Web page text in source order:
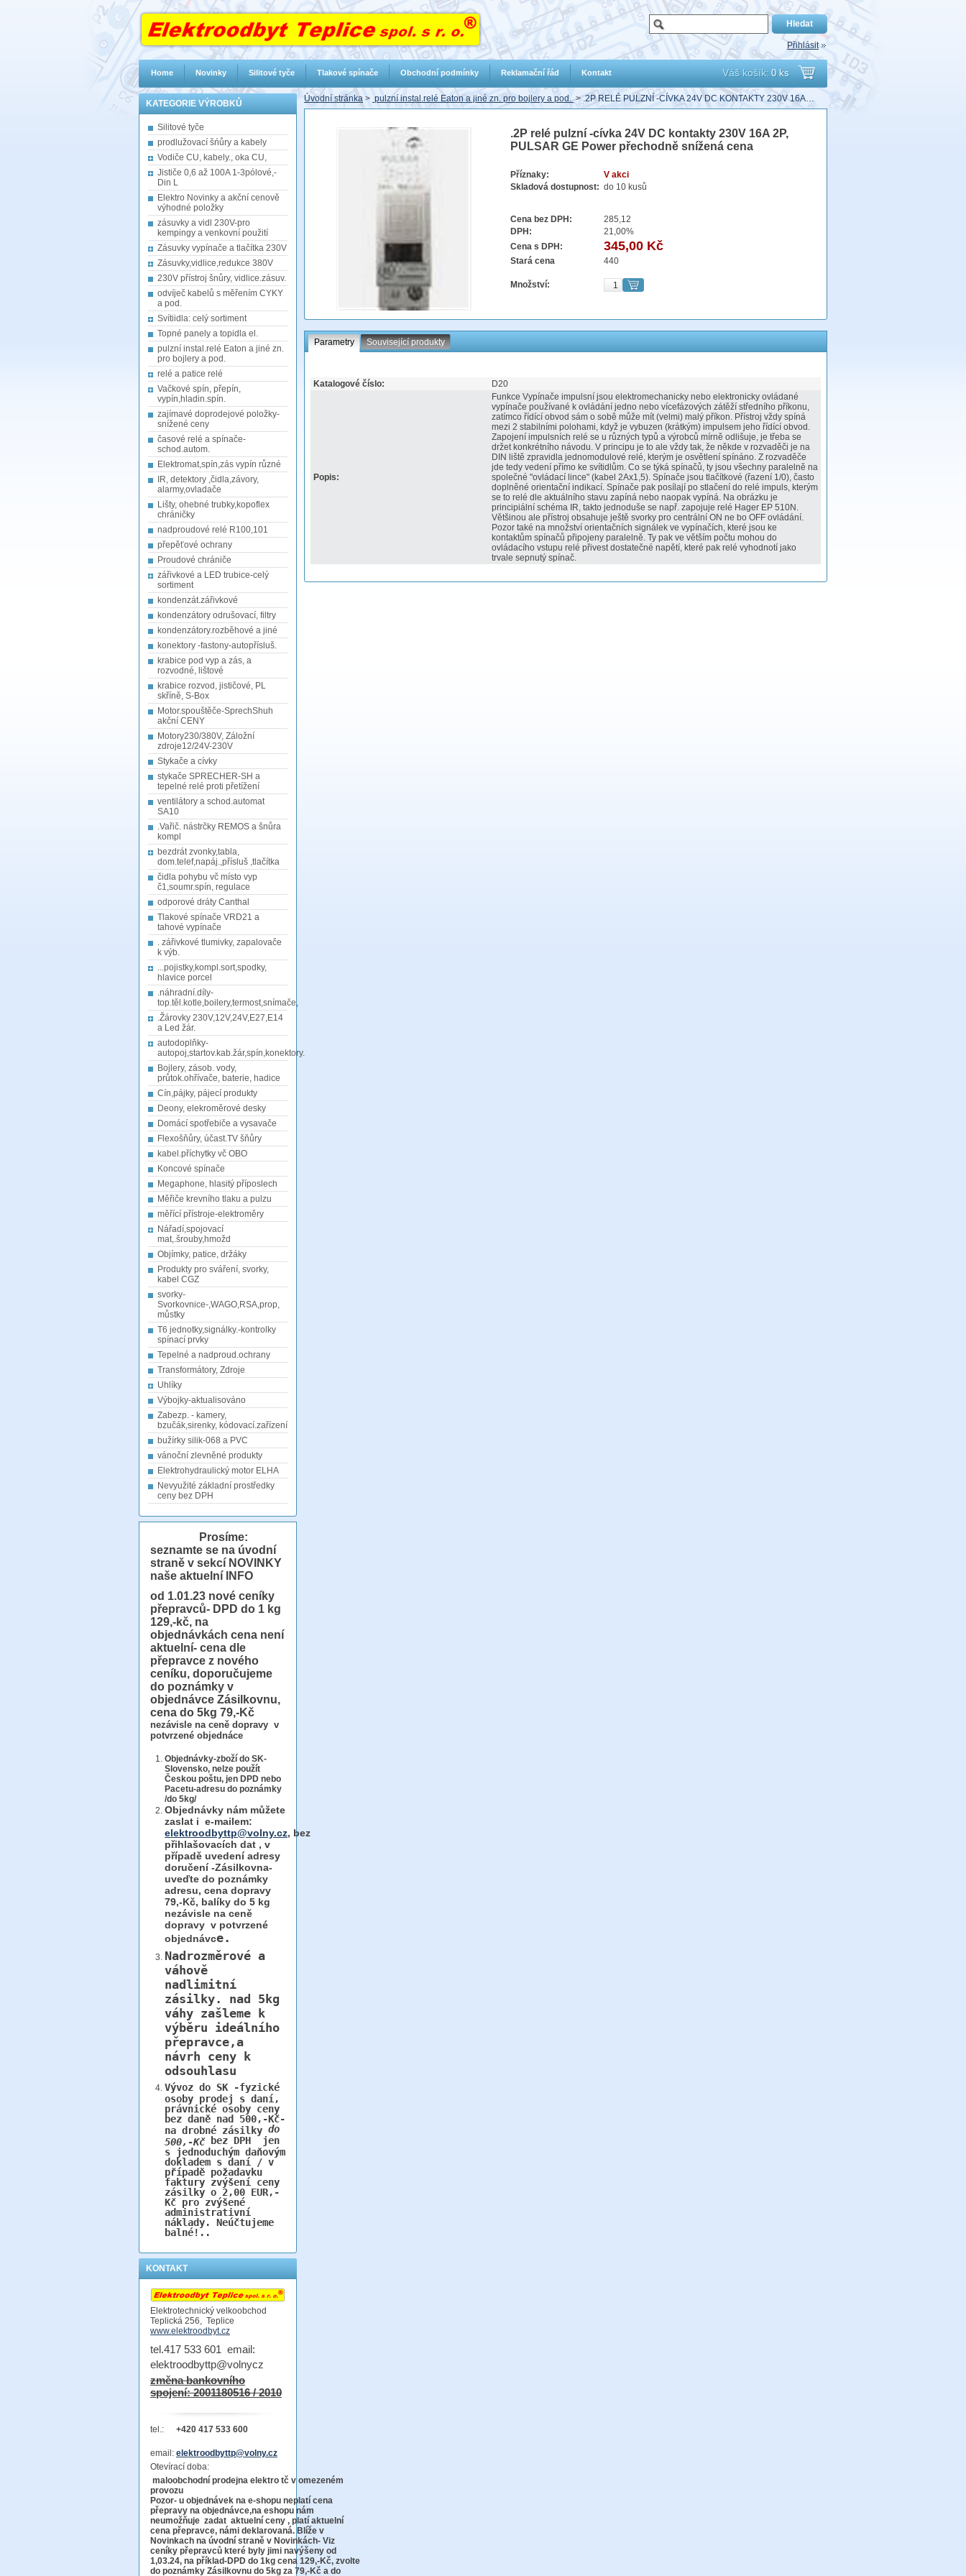
Váš košík: 0 ks
Přejít
KATEGORIE VÝROBKŮ
Silitové tyče
prodlužovací šńůry a kabely
Vodiče CU, kabely., oka CU,
Jističe 0,6 až 100A 1-3pólové,-
Din L
Elektro Novinky a akční cenově
výhodné položky
zásuvky a vidl 230V-pro
kempingy a venkovní použití
Zásuvky vypínače a tlačítka 230V
Zásuvky,vidlice,redukce 380V
230V přístroj šnůry, vidlice.zásuv.
odvíječ kabelů s měřením CYKY
a pod.
Svítiidla: celý sortiment
Topné panely a topidla el.
pulzní instal.relé Eaton a jiné zn.
pro bojlery a pod.
relé a patice relé
Vačkové spín, přepín,
vypín,hladin.spín.
zajímavé doprodejové položky-
snížené ceny
časové relé a spínače-
schod.autom.
Elektromat,spín,zás vypín různé
IR, detektory ,čidla,závory,
alarmy,ovladače
Lišty, ohebné trubky,kopoflex
chráničky
nadproudové relé R100,101
přepěťové ochrany
Proudové chrániče
zářivkové a LED trubice-celý
sortiment
kondenzát.zářivkové
kondenzátory odrušovací, filtry
kondenzátory.rozběhové a jiné
konektory -fastony-autopřísluš.
krabice pod vyp a zás, a
rozvodné, lištové
krabice rozvod, jističové, PL
skříně, S-Box
Motor.spouštěče-SprechShuh
akční CENY
Motory230/380V, Záložní
zdroje12/24V-230V
Stykače a cívky
stykače SPRECHER-SH a
tepelné relé proti přetížení
ventilátory a schod.automat
SA10
.Vařič. nástrčky REMOS a šnůra
kompl
bezdrát zvonky,tabla,
dom.telef,napáj.,přísluš ,tlačítka
čidla pohybu vč místo vyp
č1,soumr.spín, regulace
odporové dráty Canthal
Tlakové spínače VRD21 a
tahové vypínače
. zářivkové tlumivky, zapalovače
k výb.
...pojistky,kompl.sort,spodky,
hlavice porcel
.náhradní.díly-
top.těl.kotle,boilery,termost,snímače,
.Žárovky 230V,12V,24V,E27,E14
a Led žár.
autodoplňky-
autopoj,startov.kab.žár,spín,konektory.
Bojlery, zásob. vody,
průtok.ohřívače, baterie, hadice
Cín,pájky, pájecí produkty
Deony, elekroměrové desky
Domácí spotřebiče a vysavače
Flexošňůry, účast.TV šňůry
kabel.příchytky vč OBO
Koncové spínače
Megaphone, hlasitý příposlech
Měřiče krevního tlaku a pulzu
měřící přístroje-elektroměry
Nářadí,spojovací
mat,.šrouby,hmožd
Objímky, patice, držáky
Produkty pro sváření, svorky,
kabel CGZ
svorky-
Svorkovnice-,WAGO,RSA,prop,
můstky
T6 jednotky,signálky.-kontrolky
spínací prvky
Tepelné a nadproud.ochrany
Transformátory, Zdroje
Uhlíky
Výbojky-aktualisováno
Zabezp. - kamery,
bzučák,sirenky, kódovací.zařízení
bužírky silik-068 a PVC
vánoční zlevněné produkty
Elektrohydraulický motor ELHA
Nevyužité základní prostředky
ceny bez DPH
Přihlásit
Prosíme:
seznamte se na úvodní
straně v sekcí NOVINKY
naše aktuelní INFO
od 1.01.23 nové ceníky
přepravců- DPD do 1 kg
129,-kč, na
objednávkách cena není
aktuelní- cena dle
přepravce z nového
ceníku, doporučujeme
do poznámky v
objednávce Zásilkovnu,
cena do 5kg 79,-Kč
nezávisle na ceně dopravy v
potvrzené objednáce
Objednávky-zboží do SK-
Slovensko, nelze použít
Českou poštu, jen DPD nebo
Pacetu-adresu do poznámky
/do 5kg/
Objednávky nám můžete
zaslat i e-mailem:
elektroodbyttp@volny.cz, bez
přihlašovacích dat , v
případě uvedení adresy
doručení -Zásilkovna-
uveďte do poznámky
adresu, cena dopravy
79,-Kč, balíky do 5 kg
nezávisle na ceně
dopravy v potvrzené
objednávce.
Nadrozměrové a
váhově
nadlimitní
zásilky. nad 5kg
váhy zašleme k
výběru ideálního
přepravce,a
návrh ceny k
odsouhlasu
Vývoz do SK -fyzické
osoby prodej s daní,
právnické osoby ceny
bez daně nad 500,-Kč-
na drobné zásilky do
500,-Kčbez DPH jen
s jednoduchým daňovým
dokladem s daní / v
případě požadavku
faktury zvýšení ceny
zásilky o 2,00 EUR,-
Kč pro zvýšené
administrativní
náklady. Neúčtujeme
balné!..
KONTAKT
Elektrotechnický velkoobchod
Teplická 256, Teplice
www.elektroodbyt.cz
tel.417 533 601 email:
elektroodbyttp@volnycz
změna bankovního
spojení: 2001180516 / 2010
tel.: +420 417 533 600
email: elektroodbyttp@volny.cz
Otevírací doba:
maloobchodní prodejna elektro tč v omezeném
provozu
Pozor- u objednávek na e-shopu neplatí cena
přepravy na objednávce,na eshopu nám
neumožňuje zadat aktuelní ceny , platí aktuelní
cena přepravce, námi deklarovaná. Blíže v
Novinkach na úvodní straně v Novinkách- Viz
ceníky přepravců které byly jimi navýšeny od
1,03.24, na příklad-DPD do 1kg cena 129,-Kč, zvolte
do poznámky Zásilkovnu do 5kg za 79,-Kč a do
Úvodní stránka > pulzní instal.relé Eaton a jiné zn. pro bojlery a pod.>.2P RELÉ PULZNÍ -CÍVKA 24V DC KONTAKTY 230V 16A…
.2P relé pulzní -cívka 24V DC kontakty 230V 16A 2P,
PULSAR GE Power přechodně snížená cena
Příznaky:
V akci
Skladová dostupnost: do 10 kusů
Cena bez DPH:
285,12
DPH:
21,00%
Cena s DPH:
345,00 Kč
Stará cena 440
Množství:
Parametry Související produkty
Katalogové číslo: D20
Popis:
Funkce Vypínače impulsní jsou elektromechanicky nebo elektronicky ovládané
vypínače používané k ovládání jedno nebo vícefázových zátěží středního příkonu,
zatímco řídící obvod sám o sobě může mít (velmi) malý příkon. Přístroj vždy spíná
mezi 2 stabilními polohami, když je vybuzen (krátkým) impulsem jeho řídící obvod.
Zapojení impulsních relé se u různých typů a výrobců mírně odlišuje, je třeba se
držet konkrétního návodu. V principu je to ale vždy tak, že někde v rozvaděči je na
DIN liště zpravidla jednomodulové relé, kterým je osvětlení spínáno. Z rozvaděče
jde tedy vedení přímo ke svítidlům. Co se týká spínačů, ty jsou všechny paralelně na
společné "ovládací lince" (kabel 2Ax1,5). Spínače jsou tlačítkové (řazení 1/0), často
doplněné orientační indikací. Spínače pak posílají po stlačení do relé impuls, kterým
se to relé dle aktuálního stavu zapíná nebo naopak vypíná. Na obrázku je
principiální schéma IR, takto jednoduše se např. zapojuje relé Hager EP 510N.
Většinou ale přístroj obsahuje ještě svorky pro centrální ON ne bo OFF ovládání.
Pozor také na množství orientačních signálek ve vypínačích, které jsou ke
kontaktům spínačů připojeny paralelně. Ty pak ve větším počtu mohou do
ovládacího vstupu relé přivest dostatečné napětí, které pak relé vyhodnotí jako
trvale sepnutý spínač.
Home Novinky Silitové tyče Tlakové spínače Obchodní podmínky Reklamační řád Kontakt